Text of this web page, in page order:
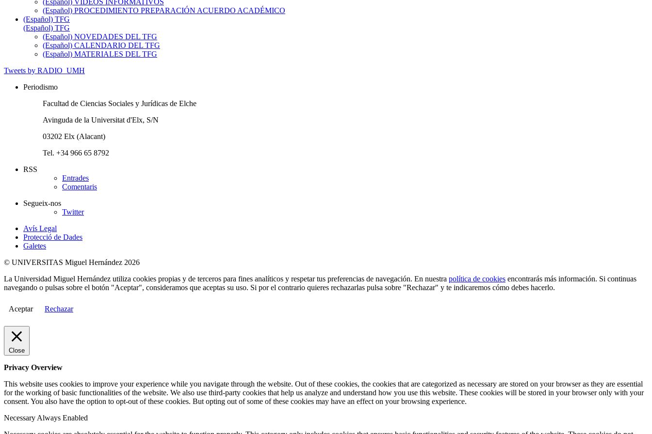
(Español) PROCEDIMIENTO PREPARACIÓN ACUERDO ACADÉMICO
(Español) TFG
(Español) TFG
(Español) NOVEDADES DEL TFG
(Español) CALENDARIO DEL TFG
(Español) MATERIALES DEL TFG
Tweets by RADIO_UMH
Periodismo
Facultad de Ciencias Sociales y Jurídicas de Elche
Avinguda de la Universitat d'Elx, S/N
03202 Elx (Alacant)
Tel. +34 966 65 8792
RSS
Entrades
Comentaris
Segueix-nos
Twitter
Avís Legal
Protecció de Dades
Galetes
© UNIVERSITAS Miguel Hernández 2026
La Universidad Miguel Hernández utiliza cookies propias y de terceros para fines analíticos y respetar tus preferencias de navegación. En nuestra política de cookies encontrarás más información. Si continuas
navegando o pulsas sobre el botón "Aceptar", consideramos que aceptas su uso. Si por el contrario quieres rechazarlas pulsa sobre "Rechazar" y te indicaremos cómo debes hacerlo.
Aceptar Rechazar
Close
Privacy Overview
This website uses cookies to improve your experience while you navigate through the website. Out of these cookies, the cookies that are categorized as necessary are stored on your browser as they are essential
for the working of basic functionalities of the website. We also use third-party cookies that help us analyze and understand how you use this website. These cookies will be stored in your browser only with your
consent. You also have the option to opt-out of these cookies. But opting out of some of these cookies may have an effect on your browsing experience.
Necessary Always Enabled